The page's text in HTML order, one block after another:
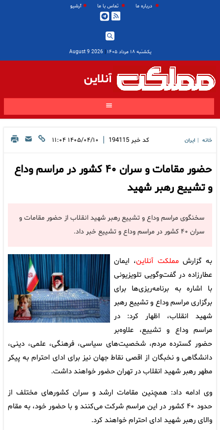
درباره ما تماس با ما آرشیو
یکشنبه ۱۸ مرداد ۱۴۰۵ |
2026 August 9
آنلاین
خانه ایران کد خبر 194115
| ۱۴۰۵/۰۴/۱۰ ۱۱:۰۴
حضور مقامات و سران ۴۰ کشور در مراسم وداع
و تشییع رهبر شهید
سخنگوی مراسم وداع و تشییع رهبر شهید انقلاب از حضور مقامات و
سران ۴۰ کشور در مراسم وداع و تشییع خبر داد.
به گزارشمملکت آنلاین، ایمان
عطارزاده در گفت‌وگویی تلویزیونی
با اشاره به برنامه‌ریزی‌ها برای
برگزاری مراسم وداع و تشییع رهبر
شهید انقلاب، اظهار کرد: در
مراسم وداع و تشییع، علاوه‌بر
حضور گسترده مردم، شخصیت‌های سیاسی، فرهنگی، علمی، دینی،
دانشگاهی و نخبگان از اقصی نقاط جهان نیز برای ادای احترام به پیکر
مطهر رهبر شهید انقلاب در تهران حضور خواهند داشت.
وی ادامه داد: همچنین مقامات ارشد و سران کشورهای مختلف از
حدود ۴۰ کشور در این مراسم شرکت می‌کنند و با حضور خود، به مقام
والای رهبر شهید ادای احترام خواهند کرد.